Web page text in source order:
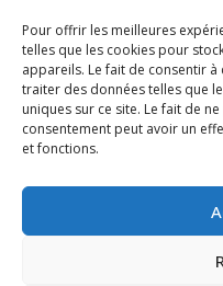
Pour offrir les meilleures
telles que les cookies pour
appareils. Le fait de consentir
traiter des données telles que
uniques sur ce site. Le fait de
consentement peut avoir un
et fonctions.
LETTRE D’INFORMATION
Addresse Email: